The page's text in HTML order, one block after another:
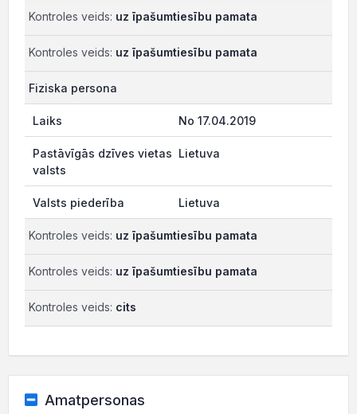
Kontroles veids: uz īpašumtiesību pamata
Kontroles veids: uz īpašumtiesību pamata
Fiziska persona
No 17.04.2019
Lietuva
Lietuva
Kontroles veids: uz īpašumtiesību pamata
Kontroles veids: uz īpašumtiesību pamata
Kontroles veids: cits
Amatpersonas